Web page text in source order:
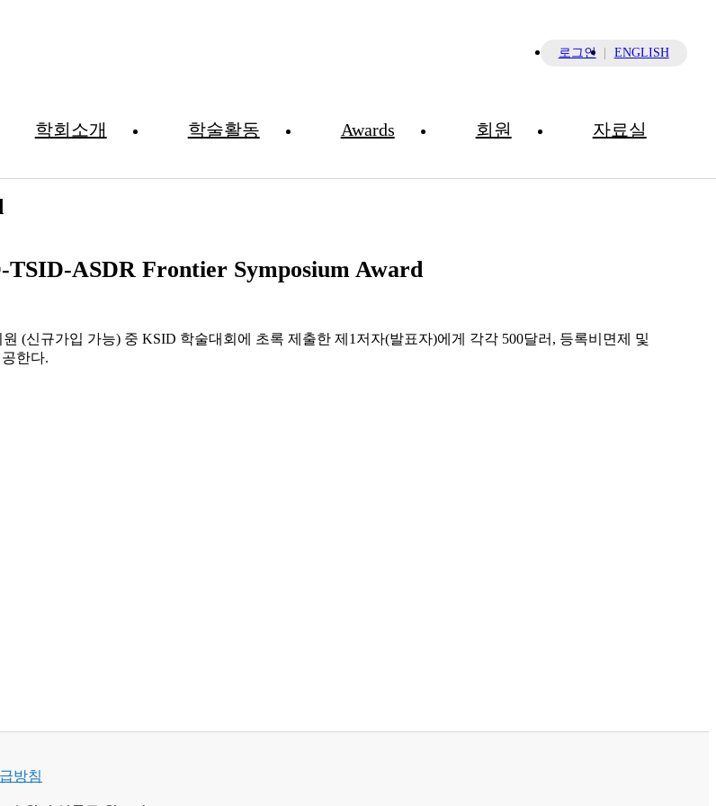
ENGLISH
로그인
학회소개 학술활동 Awards 회원 자료실
KSID-JSID-TSID-ASDR Frontier
TSID-ASDR Frontier Symposium Award
(신규가입 가능) 중 KSID 학술대회에 초록 제출한 제1저자(발표자)에게 각각 500달러, 등록비면제 및
한다.
방침